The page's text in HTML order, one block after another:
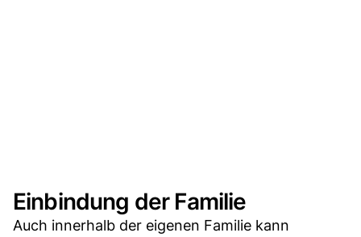
Einbindung der Familie
Auch innerhalb der eigenen Familie kann